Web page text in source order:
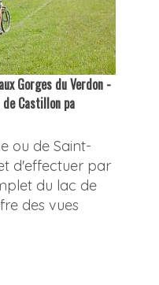
Gorges du Verdon -
Castillon pa
ou de Saint-
d'effectuer par
du lac de
des vues